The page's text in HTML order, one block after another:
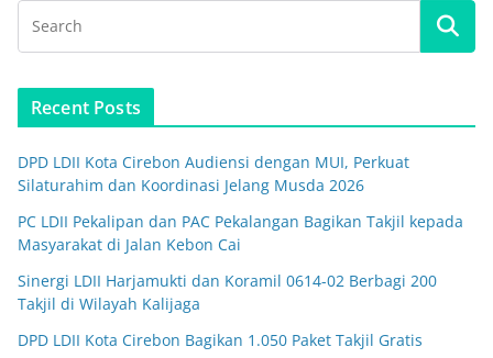
Recent Posts
DPD LDII Kota Cirebon Audiensi dengan MUI, Perkuat
Silaturahim dan Koordinasi Jelang Musda 2026
PC LDII Pekalipan dan PAC Pekalangan Bagikan Takjil kepada
Masyarakat di Jalan Kebon Cai
Sinergi LDII Harjamukti dan Koramil 0614-02 Berbagi 200
Takjil di Wilayah Kalijaga
DPD LDII Kota Cirebon Bagikan 1.050 Paket Takjil Gratis